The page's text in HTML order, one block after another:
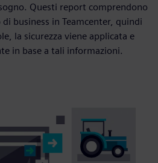
Questi report comprendono
business in Teamcenter, quindi
la sicurezza viene applicata e
in base a tali informazioni.